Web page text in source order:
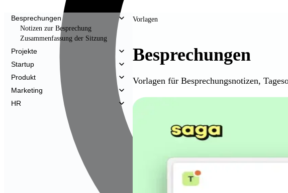
Besprechungen
Notizen zur Besprechung
Zusammenfassung der Sitzung
Projekte
Startup
Produkt
Marketing
HR
Vorlagen
Besprechungen
Vorlagen für Besprechungsnotizen,